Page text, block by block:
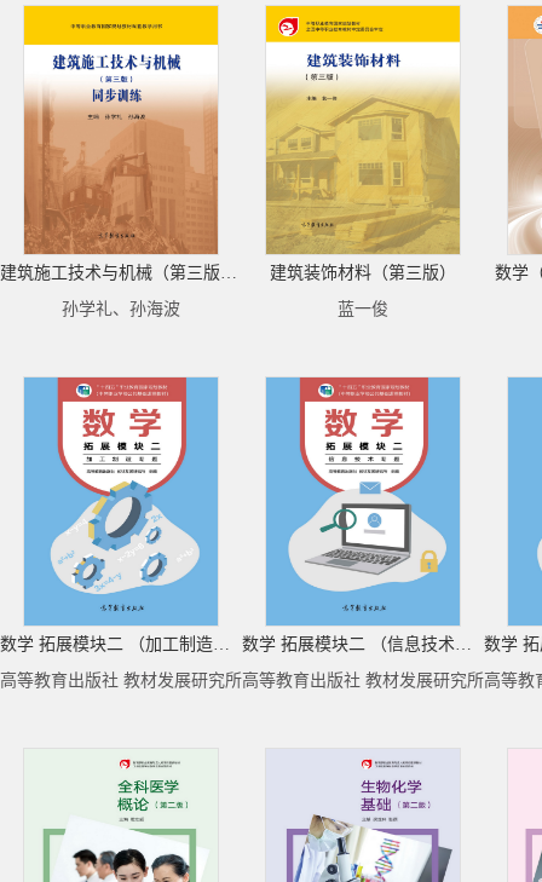
建筑施工技术与机械（第三版）同步训练
孙学礼、孙海波
建筑装饰材料（第三版）
蓝一俊
数学
数学 拓展模块二 （加工制造专题）
高等教育出版社 教材发展研究所
数学 拓展模块二 （信息技术专题）
高等教育出版社 教材发展研究所高等教